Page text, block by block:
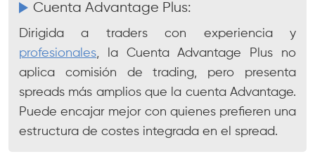
Cuenta Advantage Plus:
Dirigida a traders con experiencia y
profesionales, la Cuenta Advantage Plus no
aplica comisión de trading, pero presenta
spreads más amplios que la cuenta Advantage.
Puede encajar mejor con quienes prefieren una
estructura de costes integrada en el spread.